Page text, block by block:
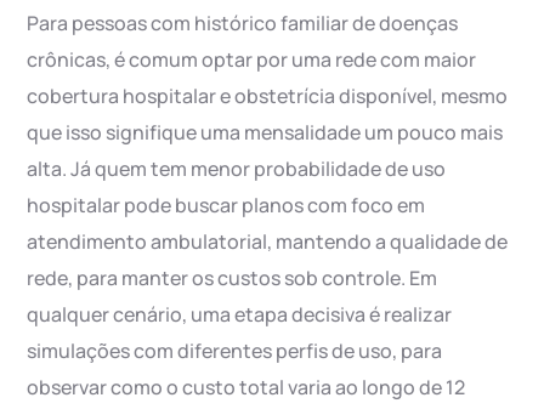
Para pessoas com histórico familiar de doenças
crônicas, é comum optar por uma rede com maior
cobertura hospitalar e obstetrícia disponível, mesmo
que isso signifique uma mensalidade um pouco mais
alta. Já quem tem menor probabilidade de uso
hospitalar pode buscar planos com foco em
atendimento ambulatorial, mantendo a qualidade de
rede, para manter os custos sob controle. Em
qualquer cenário, uma etapa decisiva é realizar
simulações com diferentes perfis de uso, para
observar como o custo total varia ao longo de 12